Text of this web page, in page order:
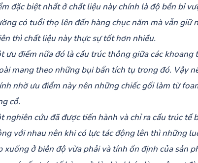
đặc biệt nhất ở chất liệu này chính là độ bền bỉ
có tuổi thọ lên đến hàng chục năm mà vẫn giữ
thì chất liệu này thực sự tốt hơn nhiều.
ưu điểm nữa đó là cấu trúc thông giữa các
mang theo những bụi bẩn tích tụ trong đó. Vậy
nhờ ưu điểm này nên những chiếc gối làm từ
cổ.
nghiên cứu đã được tiến hành và chỉ ra cấu trúc
với nhau nên khi có lực tác động lên thì những
xuống ở biên độ vừa phải và tính ổn định của sản